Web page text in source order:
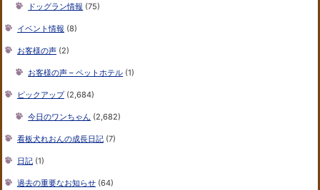
ドッグラン情報 (75)
イベント情報 (8)
お客様の声 (2)
お客様の声 – ペットホテル (1)
ピックアップ(2,684)
今日のワンちゃん (2,682)
看板犬れおんの成長日記 (7)
日記 (1)
過去の重要なお知らせ (64)